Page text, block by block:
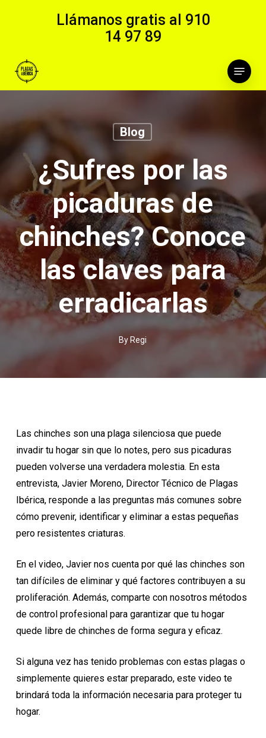
content
Llámanos gratis al 910
14 97 89
Menu
Blog
¿Sufres por las
picaduras de
chinches? Conoce
las claves para
erradicarlas
By Regi
Las chinches son una plaga silenciosa que puede
invadir tu hogar sin que lo notes, pero sus picaduras
pueden volverse una verdadera molestia. En esta
entrevista, Javier Moreno, Director Técnico de Plagas
Ibérica, responde a las preguntas más comunes sobre
cómo prevenir, identificar y eliminar a estas pequeñas
pero resistentes criaturas.
En el video, Javier nos cuenta por qué las chinches son
tan difíciles de eliminar y qué factores contribuyen a su
proliferación. Además, comparte con nosotros métodos
de control profesional para garantizar que tu hogar
quede libre de chinches de forma segura y eficaz.
Si alguna vez has tenido problemas con estas plagas o
simplemente quieres estar preparado, este video te
brindará toda la información necesaria para proteger tu
hogar.